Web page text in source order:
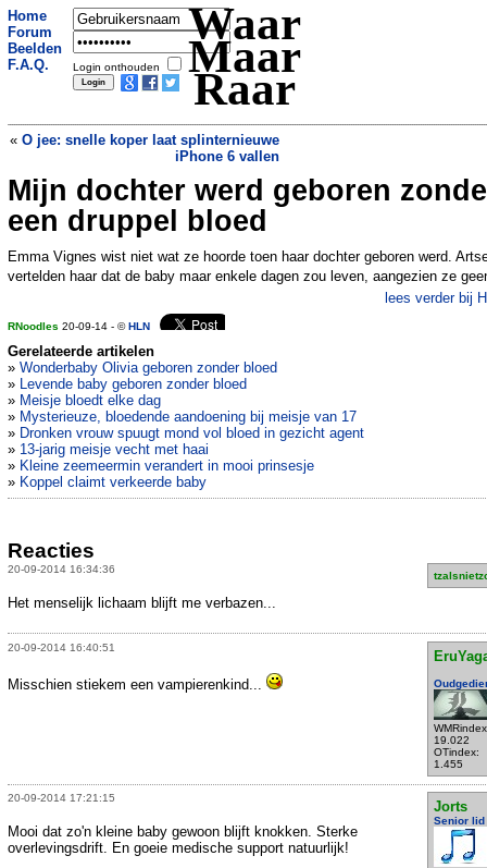
Home
Forum
Beelden
F.A.Q.
Login onthouden
Waar
Maar
Raar
« O jee: snelle koper laat splinternieuwe
iPhone 6 vallen
Wereldrecord Noorse weervrouw »
Mijn dochter werd geboren
een druppel bloed
Emma Vignes wist niet wat ze hoorde toen haar dochter geboren werd.
vertelden haar dat de baby maar enkele dagen zou leven, aangezien ze
lees verder bij
RNoodles 20-09-14 - ©HLN
Gerelateerde artikelen
» Wonderbaby Olivia geboren zonder bloed
» Levende baby geboren zonder bloed
» Meisje bloedt elke dag
» Mysterieuze, bloedende aandoening bij meisje van 17
» Dronken vrouw spuugt mond vol bloed in gezicht agent
» 13-jarig meisje vecht met haai
» Kleine zeemeermin verandert in mooi prinsesje
» Koppel claimt verkeerde baby
Reacties
20-09-2014 16:34:36
Het menselijk lichaam blijft me verbazen...
20-09-2014 16:40:51
19.022
OTindex:
1.455
Misschien stiekem een vampierenkind...
20-09-2014 17:21:15
Jorts
Senior lid
Mooi dat zo'n kleine baby gewoon blijft knokken. Sterke
overlevingsdrift. En goeie medische support natuurlijk!